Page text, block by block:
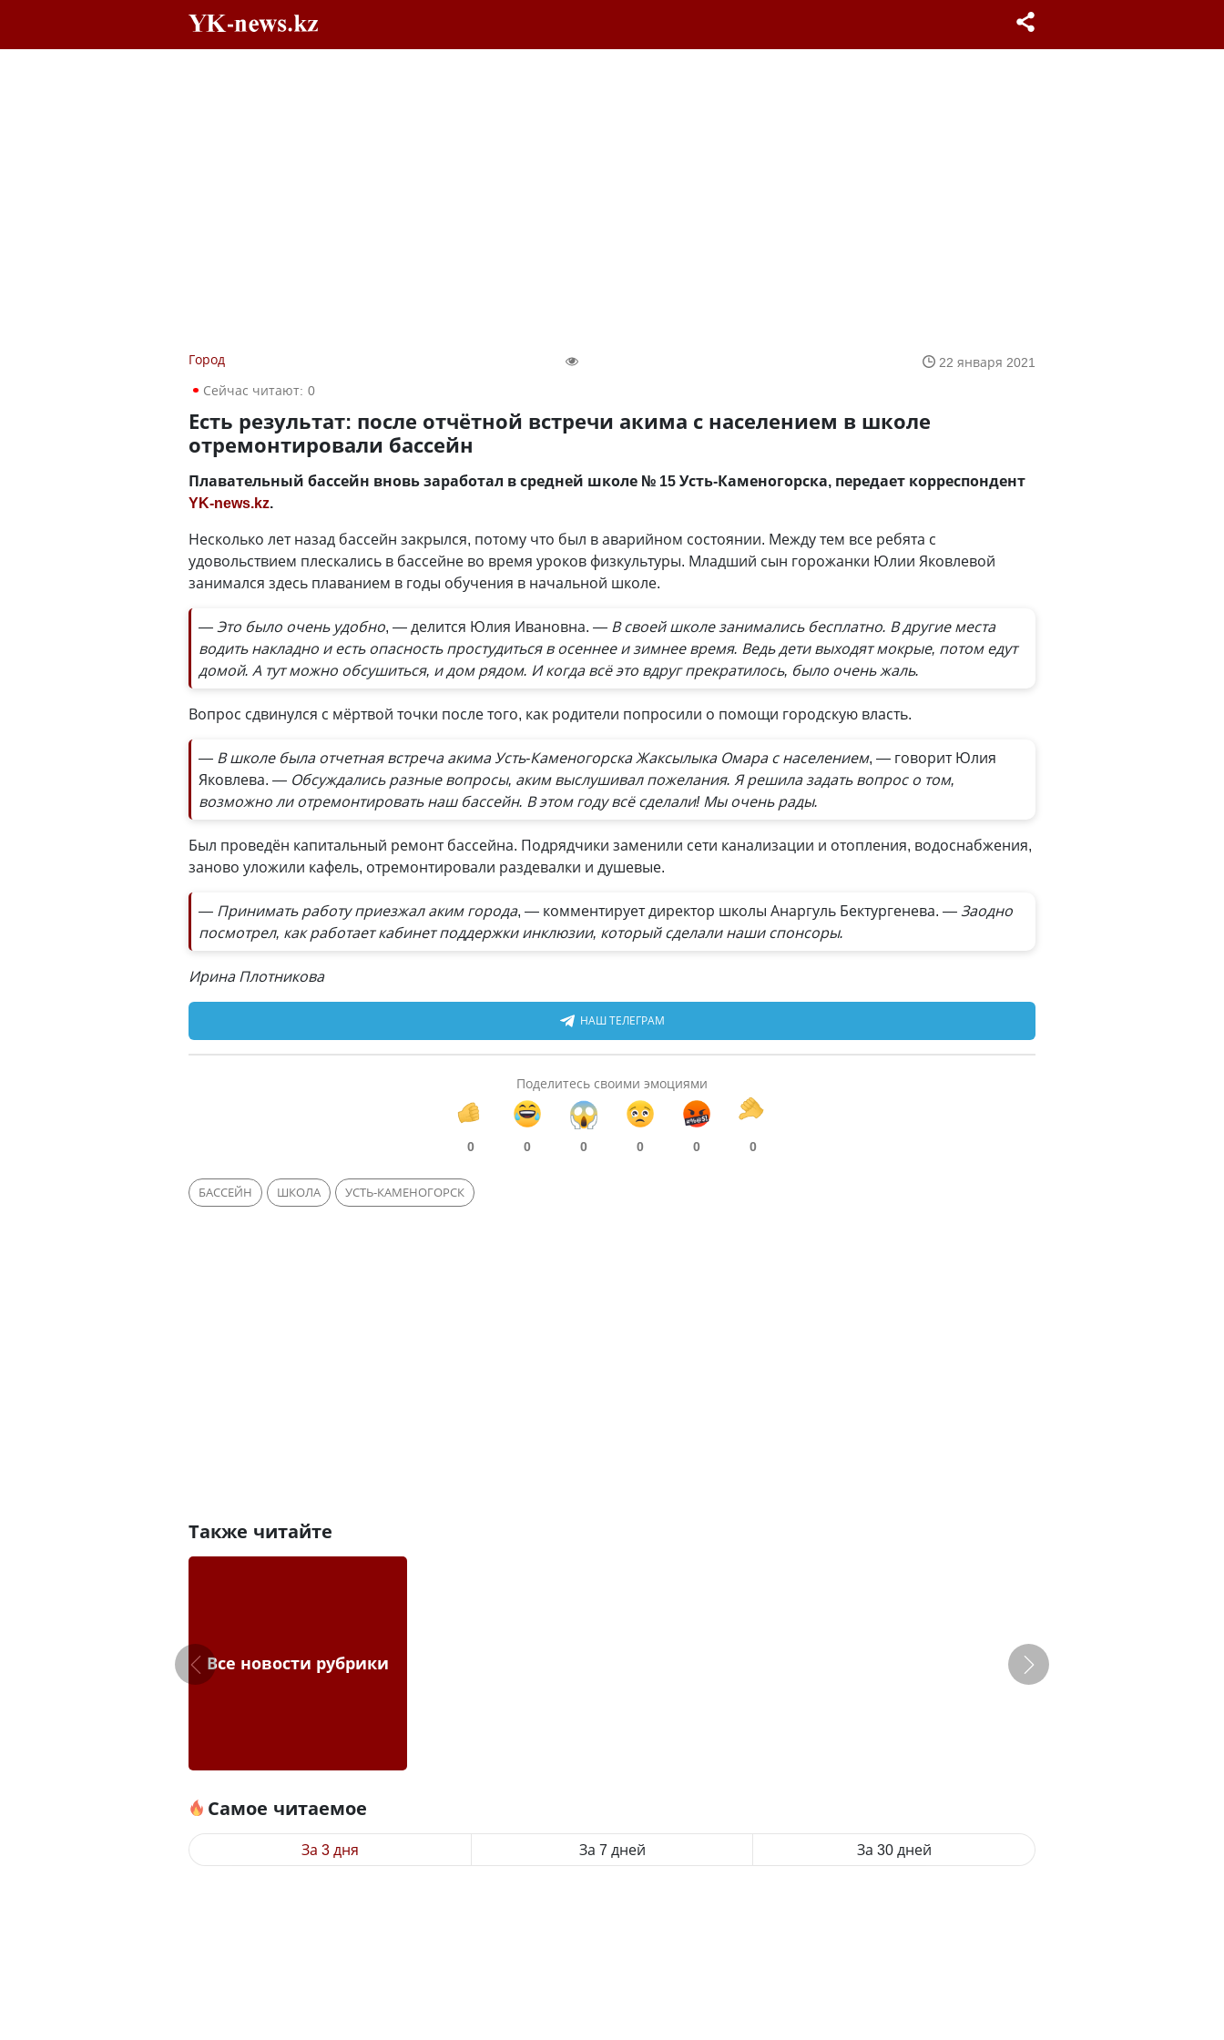
Город
22 января 2021
Сейчас читают: 0
Есть результат: после отчётной встречи акима с населением в школе
отремонтировали бассейн
Плавательный бассейн вновь заработал в средней школе № 15 Усть-Каменогорска, передает корреспондент
YK-news.kz.
Несколько лет назад бассейн закрылся, потому что был в аварийном состоянии. Между тем все ребята с
удовольствием плескались в бассейне во время уроков физкультуры. Младший сын горожанки Юлии Яковлевой
занимался здесь плаванием в годы обучения в начальной школе.
— Это было очень удобно, — делится Юлия Ивановна. — В своей школе занимались бесплатно. В другие места
водить накладно и есть опасность простудиться в осеннее и зимнее время. Ведь дети выходят мокрые, потом едут
домой. А тут можно обсушиться, и дом рядом. И когда всё это вдруг прекратилось, было очень жаль.
Вопрос сдвинулся с мёртвой точки после того, как родители попросили о помощи городскую власть.
— В школе была отчетная встреча акима Усть-Каменогорска Жаксылыка Омара с населением, — говорит Юлия
Яковлева. — Обсуждались разные вопросы, аким выслушивал пожелания. Я решила задать вопрос о том,
возможно ли отремонтировать наш бассейн. В этом году всё сделали! Мы очень рады.
Был проведён капитальный ремонт бассейна. Подрядчики заменили сети канализации и отопления, водоснабжения,
заново уложили кафель, отремонтировали раздевалки и душевые.
— Принимать работу приезжал аким города, — комментирует директор школы Анаргуль Бектургенева. — Заодно
посмотрел, как работает кабинет поддержки инклюзии, который сделали наши спонсоры.
Ирина Плотникова
НАШ ТЕЛЕГРАМ
Поделитесь своими эмоциями
0 0 0 0 0 0
БАССЕЙН ШКОЛА УСТЬ-КАМЕНОГОРСК
Также читайте
Все новости рубрики
Самое читаемое
За 3 дня За 7 дней За 30 дней